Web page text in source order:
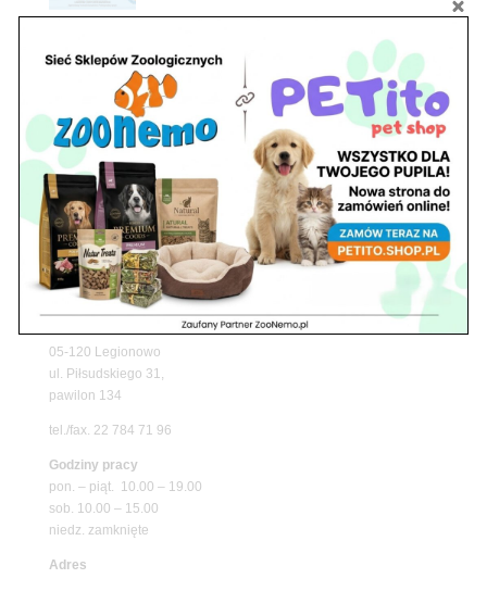
Z Życia Sklepu
rośliny akwariowe w ZooNemo – Legionowo i
Nowy Dwór Mazowiecki
Promocje
Upały wracają! Zadbaj o komfort swojego pupila
z matami chłodzącymi ZooNemo
Z Życia Sklepu
Petito Pet Shop – Internetowy Sklep Zoologiczny
Online! Wszystko Dla Twojego Pupila | ZooNemo
Znajdź nas
Adres
05-120 Legionowo
ul. Piłsudskiego 31,
pawilon 134
tel./fax. 22 784 71 96
Godziny pracy
pon. – piąt. 10.00 – 19.00
sob. 10.00 – 15.00
niedz. zamknięte
Adres